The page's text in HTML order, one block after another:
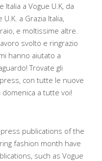
Italia a Vogue U.K, da
a Grazia Italia,
e moltissime altre.
svolto e ringrazio
hanno aiutato a
Trovate gli
con tutte le nuove
domenica a tutte voi!
publications of the
fashion month have
such as Vogue